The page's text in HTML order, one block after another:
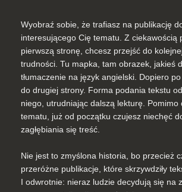
Wyobraź sobie, że trafiasz na publikację
interesującego Cię tematu. Z ciekawością
pierwszą stronę, chcesz przejść do
trudności. Tu mapka, tam obrazek, jakieś
tłumaczenie na język angielski. Dopiero
do drugiej strony. Forma podania tekstu
niego, utrudniając dalszą lekturę. Pomimo
tematu, już od początku czujesz niechęć
zagłębiania się treść.
Nie jest to zmyślona historia, bo przecież
przeróżne publikacje, które skrzywdziły
I odwrotnie: nieraz ludzie decydują się na